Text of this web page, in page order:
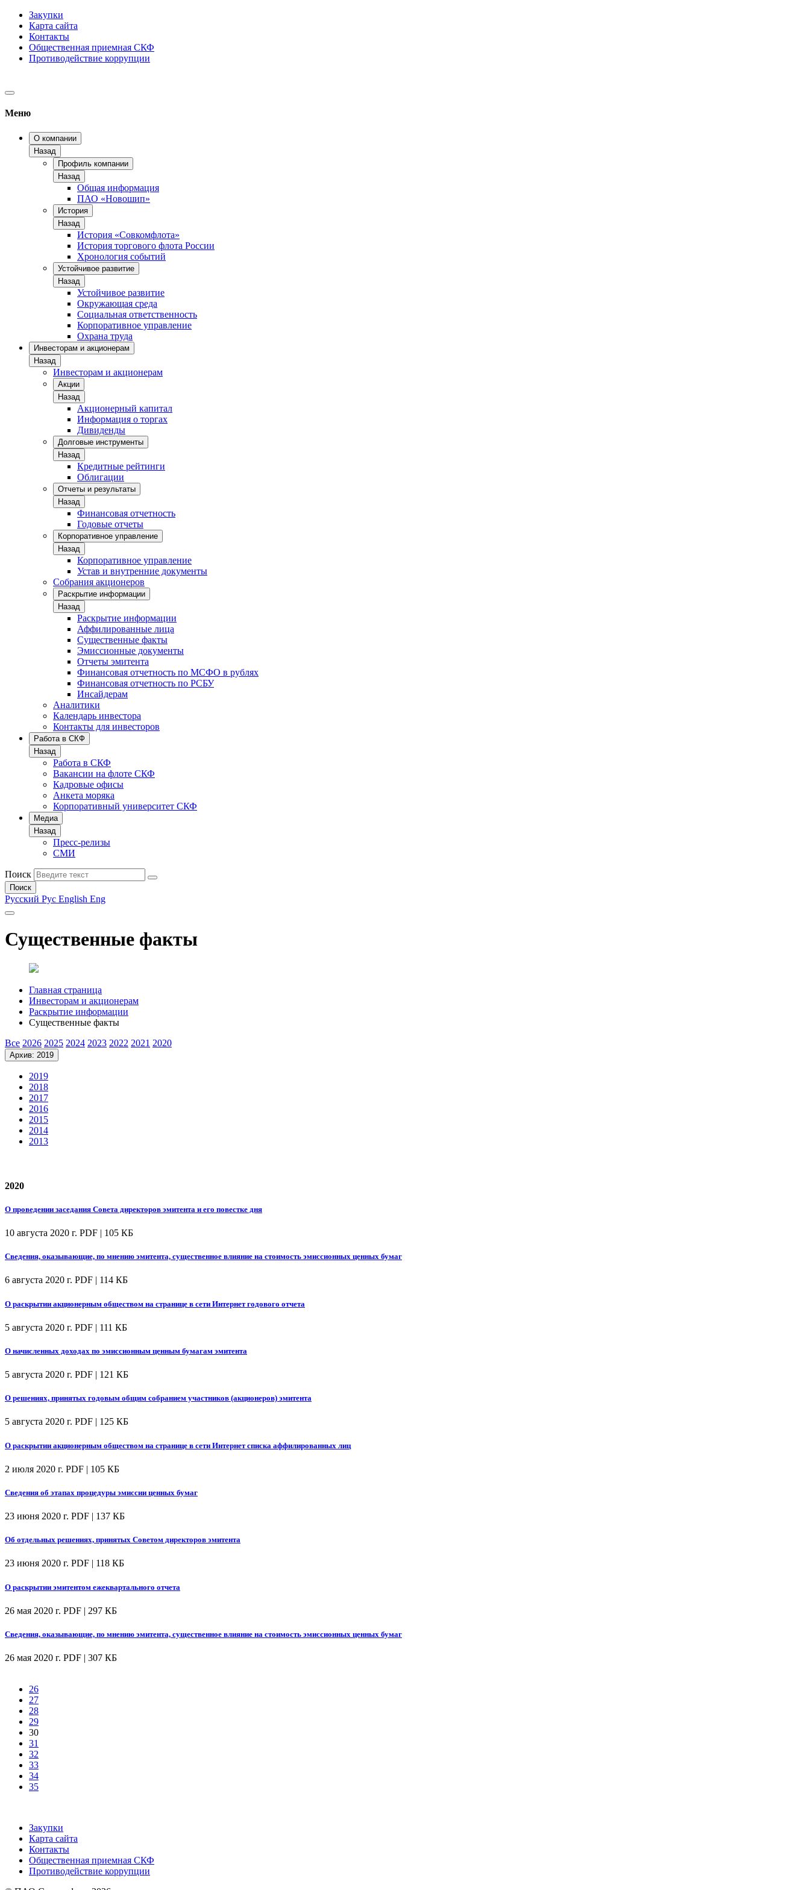
Закупки
Карта сайта
Контакты
Общественная приемная СКФ
Противодействие коррупции
Меню
О компании
Назад
Профиль компании
Назад
Общая информация
ПАО «Новошип»
История
Назад
История «Совкомфлота»
История торгового флота России
Хронология событий
Устойчивое развитие
Назад
Устойчивое развитие
Окружающая среда
Социальная ответственность
Корпоративное управление
Охрана труда
Инвесторам и акционерам
Назад
Инвесторам и акционерам
Акции
Назад
Акционерный капитал
Информация о торгах
Дивиденды
Долговые инструменты
Назад
Кредитные рейтинги
Облигации
Отчеты и результаты
Назад
Финансовая отчетность
Годовые отчеты
Корпоративное управление
Назад
Корпоративное управление
Устав и внутренние документы
Собрания акционеров
Раскрытие информации
Назад
Раскрытие информации
Аффилированные лица
Существенные факты
Эмиссионные документы
Отчеты эмитента
Финансовая отчетность по МСФО в рублях
Финансовая отчетность по РСБУ
Инсайдерам
Аналитики
Календарь инвестора
Контакты для инвесторов
Работа в СКФ
Назад
Работа в СКФ
Вакансии на флоте СКФ
Кадровые офисы
Анкета моряка
Корпоративный университет СКФ
Медиа
Назад
Пресс-релизы
СМИ
Поиск
Поиск
Русский Рус English Eng
Существенные факты
Главная страница
Инвесторам и акционерам
Раскрытие информации
Существенные факты
Все 2026 2025 2024 2023 2022 2021 2020
Архив: 2019
2019
2018
2017
2016
2015
2014
2013
2020
О проведении заседания Совета директоров эмитента и его повестке дня
10 августа 2020 г. PDF | 105 КБ
Сведения, оказывающие, по мнению эмитента, существенное влияние на стоимость эмиссионных ценных бумаг
6 августа 2020 г. PDF | 114 КБ
О раскрытии акционерным обществом на странице в сети Интернет годового отчета
5 августа 2020 г. PDF | 111 КБ
О начисленных доходах по эмиссионным ценным бумагам эмитента
5 августа 2020 г. PDF | 121 КБ
О решениях, принятых годовым общим собранием участников (акционеров) эмитента
5 августа 2020 г. PDF | 125 КБ
О раскрытии акционерным обществом на странице в сети Интернет списка аффилированных лиц
2 июля 2020 г. PDF | 105 КБ
Сведения об этапах процедуры эмиссии ценных бумаг
23 июня 2020 г. PDF | 137 КБ
Об отдельных решениях, принятых Советом директоров эмитента
23 июня 2020 г. PDF | 118 КБ
О раскрытии эмитентом ежеквартального отчета
26 мая 2020 г. PDF | 297 КБ
Сведения, оказывающие, по мнению эмитента, существенное влияние на стоимость эмиссионных ценных бумаг
26 мая 2020 г. PDF | 307 КБ
26
27
28
29
30
31
32
33
34
35
Закупки
Карта сайта
Контакты
Общественная приемная СКФ
Противодействие коррупции